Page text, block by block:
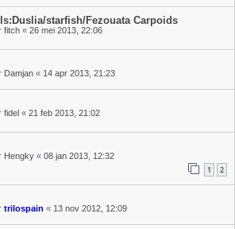
starfish/Fezouata Carpoids
fitch « 26 mei 2013, 22:06
Damjan « 14 apr 2013, 21:23
fidel « 21 feb 2013, 21:02
Hengky « 08 jan 2013, 12:32
1 2
trilospain « 13 nov 2012, 12:09